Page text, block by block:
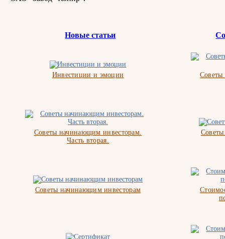
Новые статьи
Инвестиции и эмоции Советы
Советы начинающим инвесторам.
Часть вторая.
Советы начинающим инвесторам